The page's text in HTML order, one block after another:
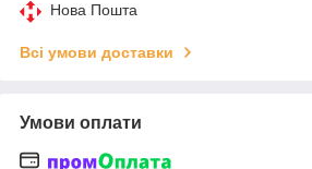
Нова Пошта
Всі умови доставки
Умови оплати